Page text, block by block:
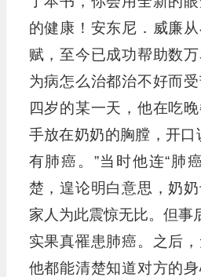
的健康！安东尼．威廉
赋，至今已成功帮助数
为病怎么治都治不好而受
四岁的某一天，他在吃
手放在奶奶的胸膛，开口
有肺癌。”当时他连“肺
楚，遑论明白意思，奶
家人为此震惊无比。但事
实果真罹患肺癌。之后
他都能清楚知道对方的